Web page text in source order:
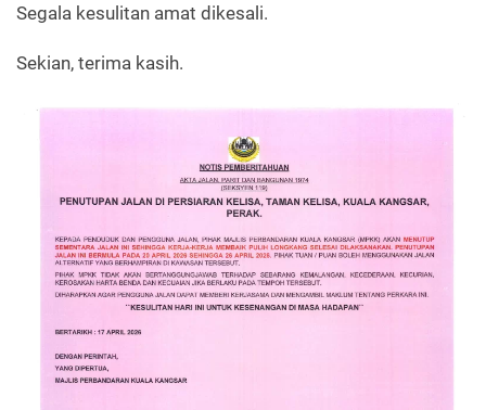
Segala kesulitan amat dikesali.
Sekian, terima kasih.
Read more